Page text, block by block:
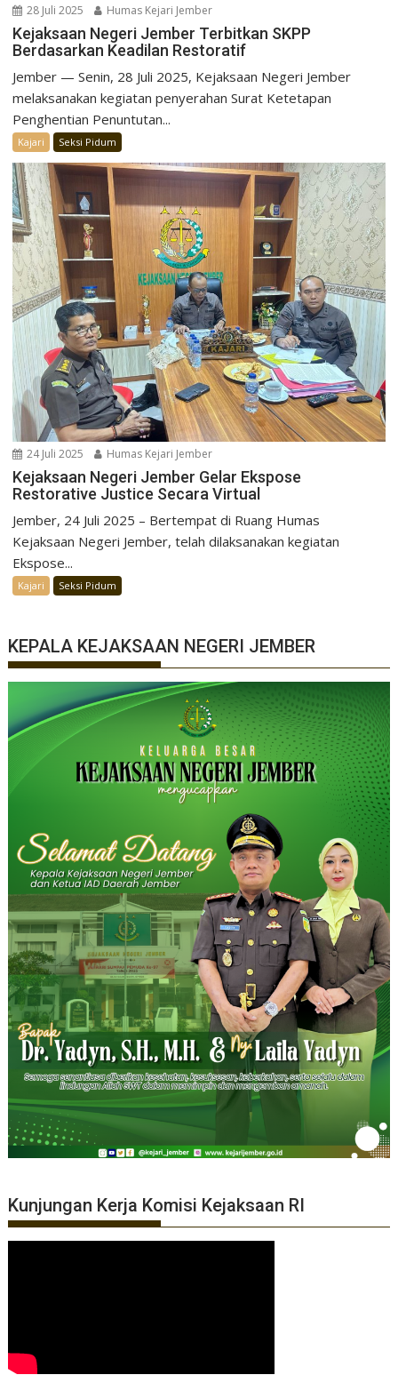
28 Juli 2025 Humas Kejari Jember
Kejaksaan Negeri Jember Terbitkan SKPP
Berdasarkan Keadilan Restoratif
Jember — Senin, 28 Juli 2025, Kejaksaan Negeri Jember
melaksanakan kegiatan penyerahan Surat Ketetapan
Penghentian Penuntutan...
Kajari Seksi Pidum
24 Juli 2025 Humas Kejari Jember
Kejaksaan Negeri Jember Gelar Ekspose
Restorative Justice Secara Virtual
Jember, 24 Juli 2025 – Bertempat di Ruang Humas
Kejaksaan Negeri Jember, telah dilaksanakan kegiatan
Ekspose...
Kajari Seksi Pidum
KEPALA KEJAKSAAN NEGERI JEMBER
Kunjungan Kerja Komisi Kejaksaan RI